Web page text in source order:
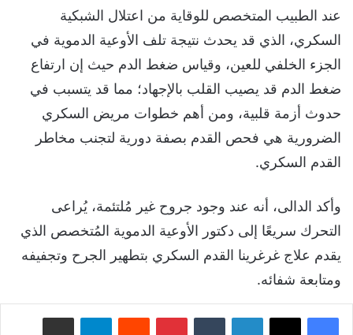
عند الطبيب المتخصص للوقاية من اعتلال الشبكية
السكري، الذي قد يحدث نتيجة تلف الأوعية الدموية في
الجزء الخلفي للعين، وقياس ضغط الدم حيث إن ارتفاع
ضغط الدم قد يصيب القلب بالإجهاد؛ مما قد يتسبب في
حدوث أزمة قلبية، ومن أهم خطوات مريض السكري
الضرورية هي فحص القدم بصفة دورية لتجنب مخاطر
القدم السكري.
وأكد الدالى، أنه عند وجود جروح غير مُلتئمة، يُراعى
التحرك سريعًا إلى دكتور الأوعية الدموية المُتخصص الذي
يقدم علاج غرغرينا القدم السكري بتطهير الجرح وتجفيفه
ومتابعة شفائه.
لينكدإن بينتيريست